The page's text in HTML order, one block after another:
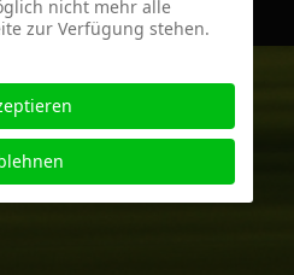
nicht mehr alle
zur Verfügung stehen.